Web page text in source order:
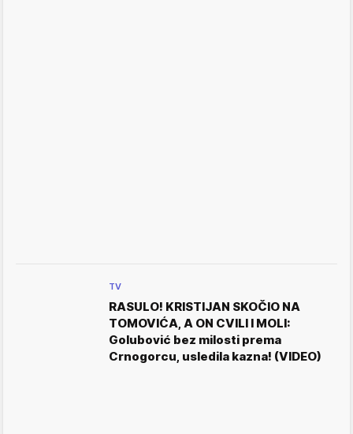
TV
RASULO! KRISTIJAN SKOČIO NA
TOMOVIĆA, A ON CVILI I MOLI:
Golubović bez milosti prema
Crnogorcu, usledila kazna! (VIDEO)